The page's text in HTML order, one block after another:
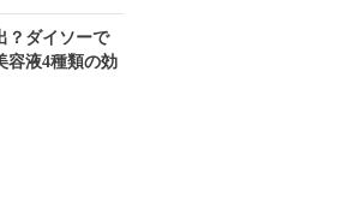
？ダイソーで
容液4種類の効